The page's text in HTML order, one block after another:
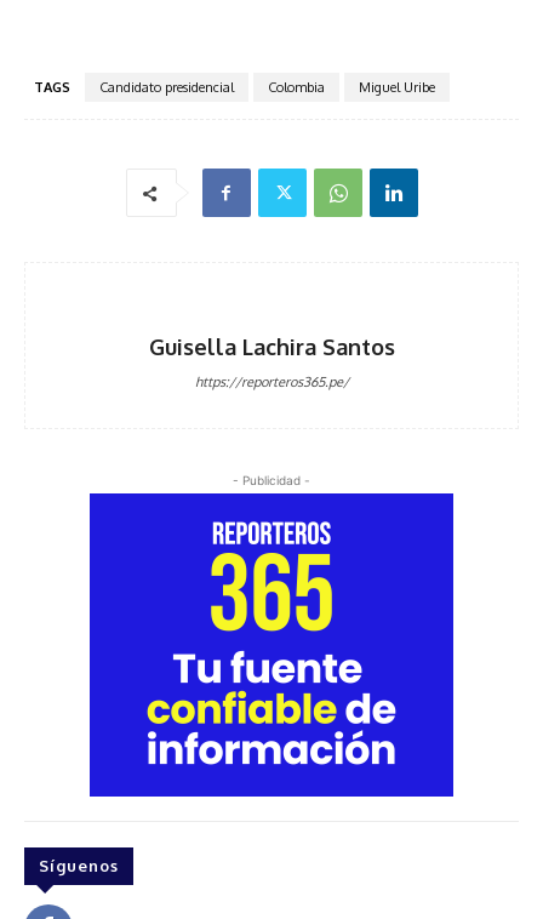
TAGS Candidato presidencial Colombia Miguel Uribe
Guisella Lachira Santos
https://reporteros365.pe/
- Publicidad -
Síguenos